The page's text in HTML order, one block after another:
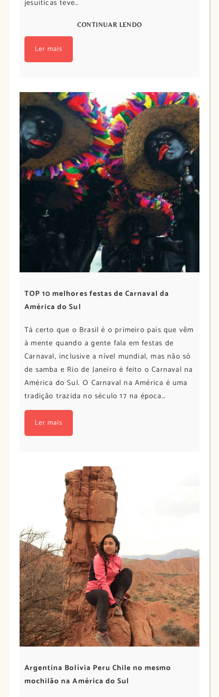
jesuíticas teve…
CONTINUAR LENDO
Ler mais
TOP 10 melhores festas de Carnaval da
América do Sul
Tá certo que o Brasil é o primeiro país que vêm
à mente quando a gente fala em festas de
Carnaval, inclusive a nível mundial, mas não só
de samba e Rio de Janeiro é feito o Carnaval na
América do Sul. O Carnaval na América é uma
tradição trazida no século 17 na época…
Ler mais
Argentina Bolívia Peru Chile no mesmo
mochilão na América do Sul